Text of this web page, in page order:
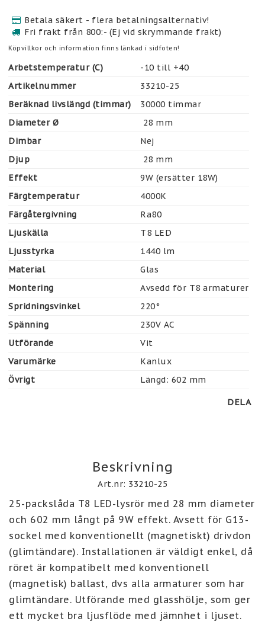
Betala säkert - flera betalningsalternativ!
Fri frakt från 800:- (Ej vid skrymmande frakt)
Köpvillkor och information finns länkad i sidfoten!
Arbetstemperatur (C)
-10 till +40
Artikelnummer
33210-25
Beräknad livslängd (timmar)
30000 timmar
Diameter Ø
28 mm
Dimbar
Nej
Djup
28 mm
Effekt
9W (ersätter 18W)
Färgtemperatur
4000K
Färgåtergivning
Ra80
Ljuskälla
T8 LED
Ljusstyrka
1440 lm
Material
Glas
Montering
Avsedd för T8 armaturer
Spridningsvinkel
220°
Spänning
230V AC
Utförande
Vit
Varumärke
Kanlux
Övrigt
Längd: 602 mm
DELA
Beskrivning
Art.nr: 33210-25
25-packslåda T8 LED-lysrör med 28 mm diameter
och 602 mm långt på 9W effekt. Avsett för G13-
sockel med konventionellt (magnetiskt) drivdon
(glimtändare). Installationen är väldigt enkel, då
röret är kompatibelt med konventionell
(magnetisk) ballast, dvs alla armaturer som har
glimtändare. Utförande med glasshölje, som ger
ett mycket bra ljusflöde med jämnhet i ljuset.